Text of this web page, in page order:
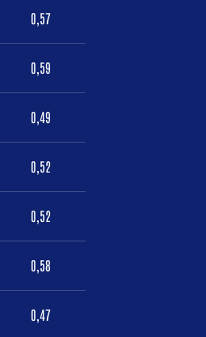
0,57
0,59
0,49
0,52
0,52
0,58
0,47